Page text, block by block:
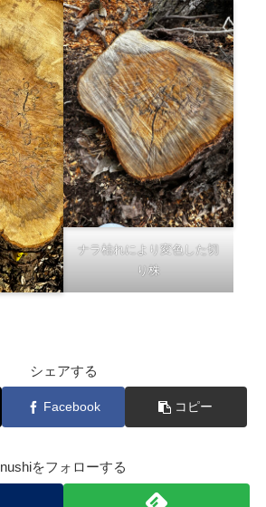
ナラ枯れにより変色した切
り株
シェアする
Facebook コピー
nushiをフォローする